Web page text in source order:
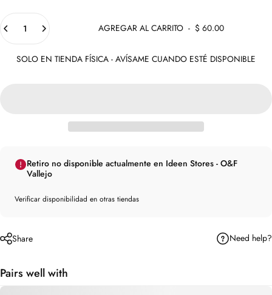
Cantidad
AGREGAR AL CARRITO- $ 60.00
SOLO EN TIENDA FÍSICA - AVÍSAME CUANDO ESTÉ DISPONIBLE
Retiro no disponible actualmente en Ideen Stores - O&F
Vallejo
Verificar disponibilidad en otras tiendas
Share Need help?
Pairs well with